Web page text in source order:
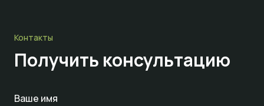
Контакты
Получить консультацию
Ваше имя